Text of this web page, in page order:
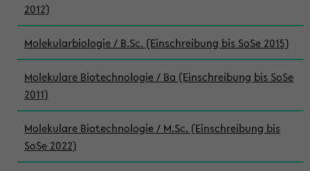
2012)
Molekularbiologie / B.Sc. (Einschreibung bis SoSe 2015)
Molekulare Biotechnologie / Ba (Einschreibung bis SoSe
2011)
Molekulare Biotechnologie / M.Sc. (Einschreibung bis
SoSe 2022)